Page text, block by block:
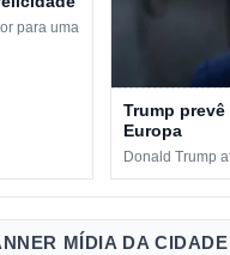
para uma
Trump
Europa
Donald Trump
MÍDIA DA CIDADE